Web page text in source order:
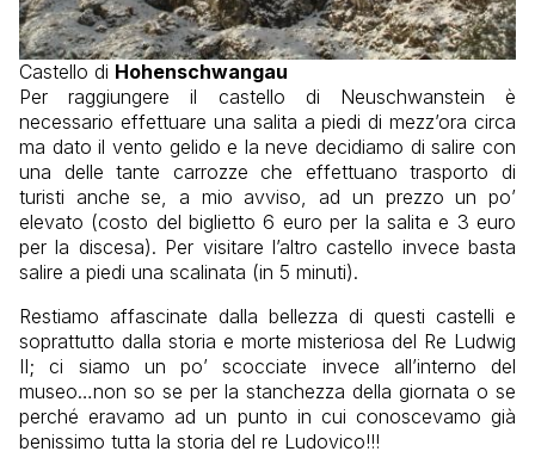
Castello di Hohenschwangau
Per raggiungere il castello di Neuschwanstein è
necessario effettuare una salita a piedi di mezz’ora circa
ma dato il vento gelido e la neve decidiamo di salire con
una delle tante carrozze che effettuano trasporto di
turisti anche se, a mio avviso, ad un prezzo un po’
elevato (costo del biglietto 6 euro per la salita e 3 euro
per la discesa). Per visitare l’altro castello invece basta
salire a piedi una scalinata (in 5 minuti).
Restiamo affascinate dalla bellezza di questi castelli e
soprattutto dalla storia e morte misteriosa del Re Ludwig
II; ci siamo un po’ scocciate invece all’interno del
museo…non so se per la stanchezza della giornata o se
perché eravamo ad un punto in cui conoscevamo già
benissimo tutta la storia del re Ludovico!!!